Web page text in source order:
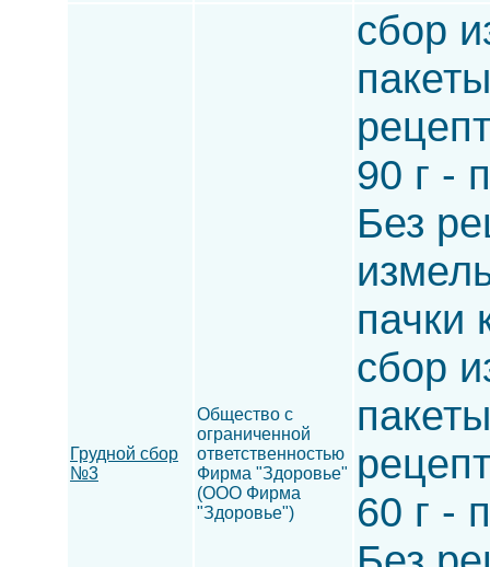
Грудной сбор
№3
Общество с
ограниченной
ответственностью
Фирма "Здоровье"
(ООО Фирма
"Здоровье")
сбор
90 г -
Без
пачки
сбор
60 г -